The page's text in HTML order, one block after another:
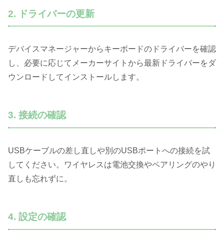
2. ドライバーの更新
デバイスマネージャーからキーボードのドライバーを確認
し、必要に応じてメーカーサイトから最新ドライバーをダ
ウンロードしてインストールします。
3. 接続の確認
USBケーブルの差し直しや別のUSBポートへの接続を試
してください。ワイヤレスは電池交換やペアリングのやり
直しも忘れずに。
4. 設定の確認